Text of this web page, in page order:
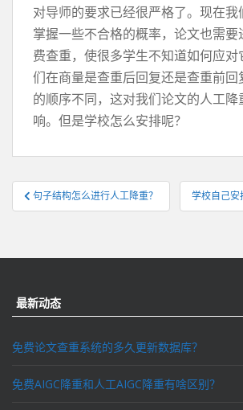
对导师的要求已经很严格了。现在我
掌握一些不合格的概率，论文也需
费查重，使很多学生不知道如何应对
们在商量是查重后回复还是查重前回
的顺序不同，这对我们论文的人工降
响。但是学校怎么安排呢？
文
章
航
句子结构怎么进行人工降重？ 学校自己安
最新动态
免费论文查重系统的多久更新数据库？
免费AIGC降重和人工AIGC降重有啥区别？